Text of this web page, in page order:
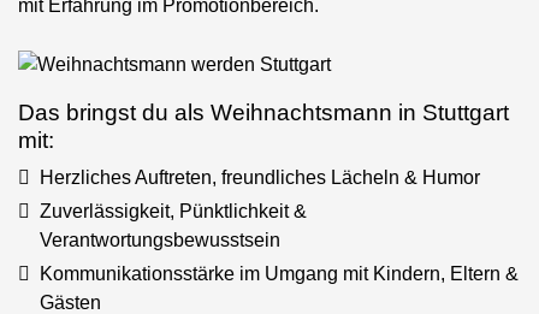
mit Erfahrung im Promotionbereich.
Das bringst du als Weihnachtsmann in Stuttgart
mit:
Herzliches Auftreten, freundliches Lächeln & Humor
Zuverlässigkeit, Pünktlichkeit &
Verantwortungsbewusstsein
Kommunikationsstärke im Umgang mit Kindern, Eltern &
Gästen